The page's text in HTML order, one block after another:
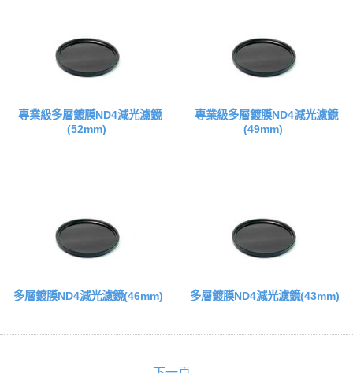
專業級多層鍍膜ND4減光濾鏡
(52mm)
專業級多層鍍膜ND4減光濾鏡
(49mm)
多層鍍膜ND4減光濾鏡(46mm) 多層鍍膜ND4減光濾鏡(43mm)